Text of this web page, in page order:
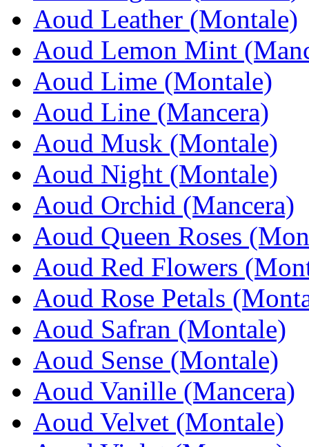
Aoud Leather (Montale)
Aoud Lemon Mint
Aoud Lime (Montale)
Aoud Line (Mancera)
Aoud Musk (Montale)
Aoud Night (Montale)
Aoud Orchid (Mancera)
Aoud Queen Roses
Aoud Red Flowers
Aoud Rose Petals
Aoud Safran (Montale)
Aoud Sense (Montale)
Aoud Vanille (Mancera)
Aoud Velvet (Montale)